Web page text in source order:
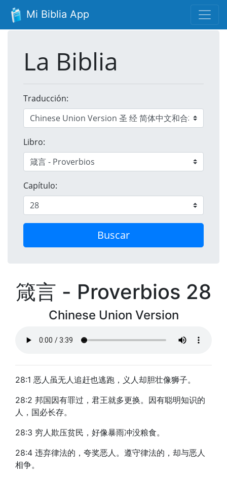
Mi Biblia App
La Biblia
Traducción:
Libro:
Capítulo:
Buscar
箴言 - Proverbios 28
Chinese Union Version
28:1 恶人虽无人追赶也逃跑，义人却胆壮像狮子。
28:2 邦国因有罪过，君王就多更换。因有聪明知识的
人，国必长存。
28:3 穷人欺压贫民，好像暴雨冲没粮食。
28:4 违弃律法的，夸奖恶人。遵守律法的，却与恶人
相争。